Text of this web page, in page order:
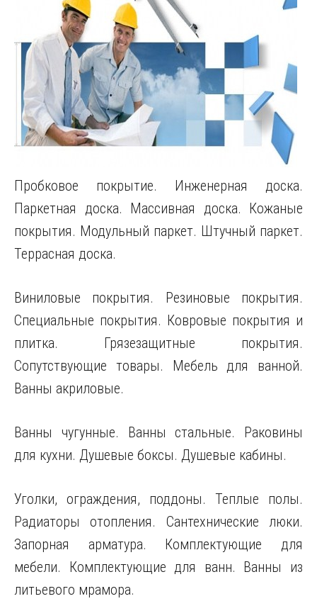
Пробковое покрытие. Инженерная доска.
Паркетная доска. Массивная доска. Кожаные
покрытия. Модульный паркет. Штучный паркет.
Террасная доска.
Виниловые покрытия. Резиновые покрытия.
Специальные покрытия. Ковровые покрытия и
плитка. Грязезащитные покрытия.
Сопутствующие товары. Мебель для ванной.
Ванны акриловые.
Ванны чугунные. Ванны стальные. Раковины
для кухни. Душевые боксы. Душевые кабины.
Уголки, ограждения, поддоны. Теплые полы.
Радиаторы отопления. Сантехнические люки.
Запорная арматура. Комплектующие для
мебели. Комплектующие для ванн. Ванны из
литьевого мрамора.